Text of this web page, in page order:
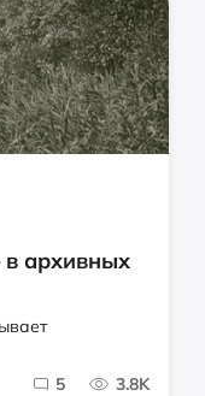
архивных
5 3.8K